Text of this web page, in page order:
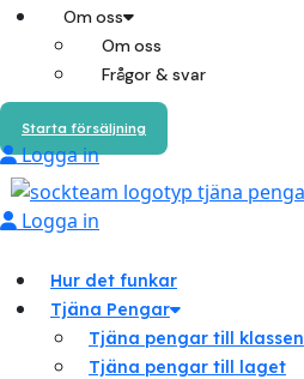
Om oss
Om oss
Frågor & svar
Starta försäljning
Logga in
Logga in
Hur det funkar
Tjäna Pengar
Tjäna pengar till klassen
Tjäna pengar till laget